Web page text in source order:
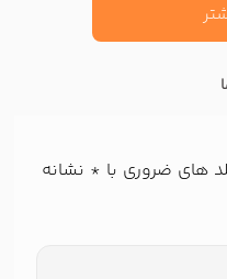
های ضروری با * نشانه